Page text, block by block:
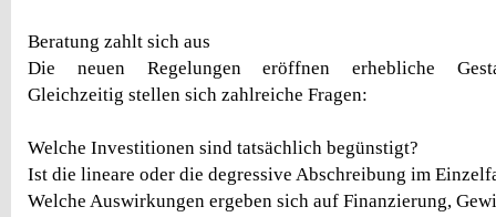
Beratung zahlt sich aus
Die neuen Regelungen eröffnen erhebliche
Gleichzeitig stellen sich zahlreiche Fragen:
Welche Investitionen sind tatsächlich begünstigt?
Ist die lineare oder die degressive Abschreibung im
Welche Auswirkungen ergeben sich auf Finanzierung,